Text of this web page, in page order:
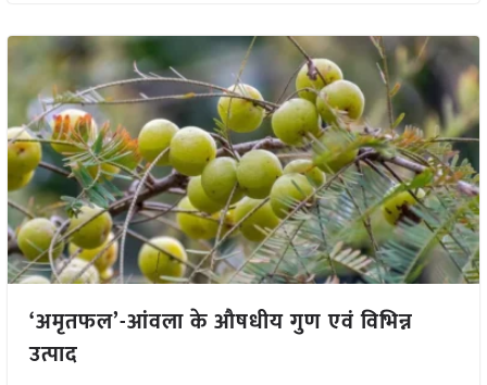
‘अमृतफल’-आंवला के औषधीय गुण एवं विभिन्न
उत्पाद